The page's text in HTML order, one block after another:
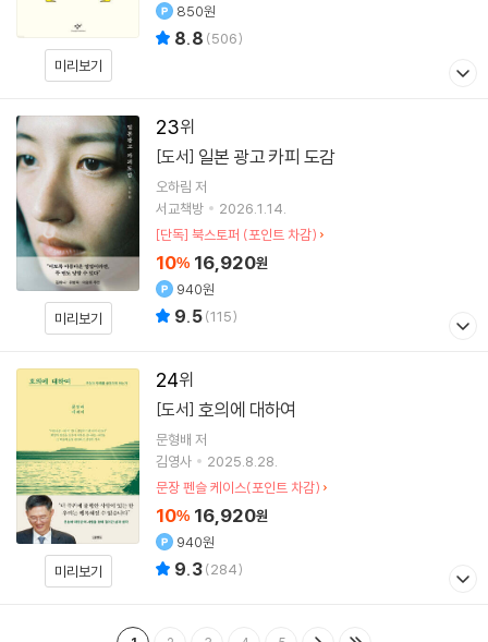
미리보기
850원
8.8 (506)
23
미리보기
[도서] 일본 광고 카피 도감
오하림 저
서교책방
2026.1.14.
[단독] 북스토퍼 (포인트 차감)
10% 16,920원
940원
9.5(115)
24
미리보기
[도서] 호의에 대하여
문형배 저
김영사
2025.8.28.
문장 펜슬 케이스(포인트 차감)
10% 16,920원
940원
9.3(284)